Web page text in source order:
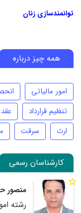
توانمندسازی زنان
همه چیز درباره
امور مالیاتی
تنظیم قرارداد
ارث
سرقت
کارشناسان رسمی
منصور
رشته